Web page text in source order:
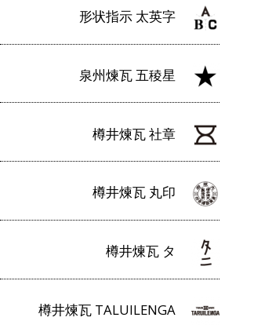
形状指示 太英字
泉州煉瓦 五稜星
樽井煉瓦 社章
樽井煉瓦 丸印
樽井煉瓦 タ
樽井煉瓦 TALUILENGA